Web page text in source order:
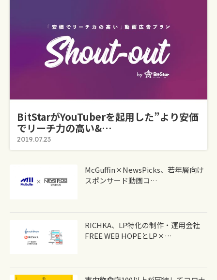
BitStarがYouTuberを起用した”より安価
でリーチ力の高い&…
2019.07.23
McGuffin×NewsPicks、若年層向け
スポンサード動画コ…
RICHKA、LP特化の制作・運用会社
FREE WEB HOPEとLP×…